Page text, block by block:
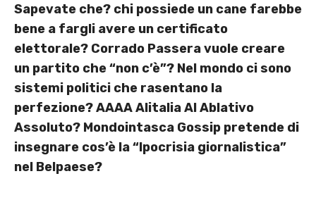
Sapevate che? chi possiede un cane farebbe
bene a fargli avere un certificato
elettorale? Corrado Passera vuole creare
un partito che “non c’è”? Nel mondo ci sono
sistemi politici che rasentano la
perfezione? AAAA Alitalia Al Ablativo
Assoluto? Mondointasca Gossip pretende di
insegnare cos’è la “Ipocrisia giornalistica”
nel Belpaese?